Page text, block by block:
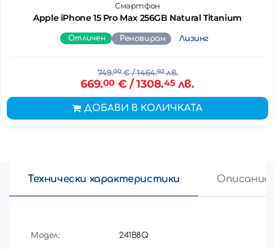
Смартфон
Apple iPhone 15 Pro Max 256GB Natural Titanium
Отличен Реновиран Лизинг
749.00€/ 1464.92лв.
669.00€ / 1308.45лв.
ДОБАВИ В КОЛИЧКАТА
Технически характеристики Описание
Модел: 241B8Q